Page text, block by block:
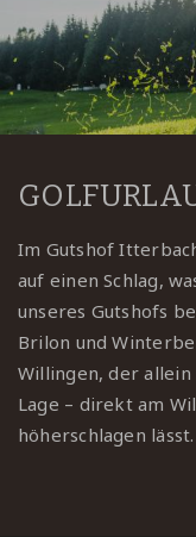
Im Gutshof
auf einen Schlag,
unseres Gutshofs
Brilon und
Willingen, der
Lage – direkt am
höherschlagen